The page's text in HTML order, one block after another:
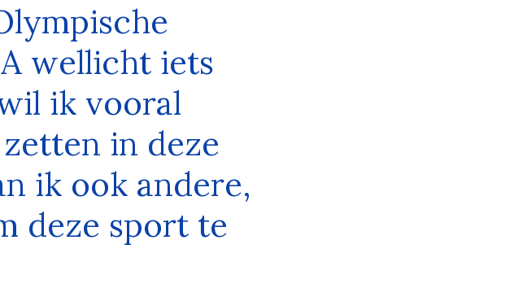
wellicht iets
ik vooral
in deze
ik ook andere,
deze sport te